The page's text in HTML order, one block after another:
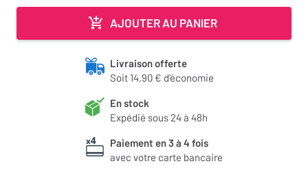
AJOUTER AU PANIER
Livraison offerte
Soit 14,90 € d'économie
En stock
Expédié sous 24 à 48h
Paiement en 3 à 4 fois
avec votre carte bancaire